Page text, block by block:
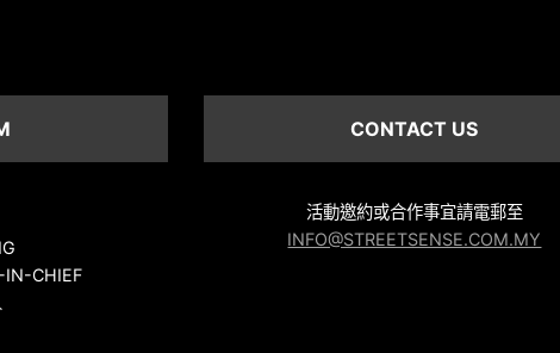
IN-CHIEF
CONTACT US
活動邀約或合作事宜請電郵至
INFO@STREETSENSE.COM.MY